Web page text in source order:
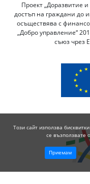
Проект „Доразвитие
достъп на граждани до
осъществява с
„Добро управление“
съюз чрез
Този сайт използва
се възползвате
Приемам